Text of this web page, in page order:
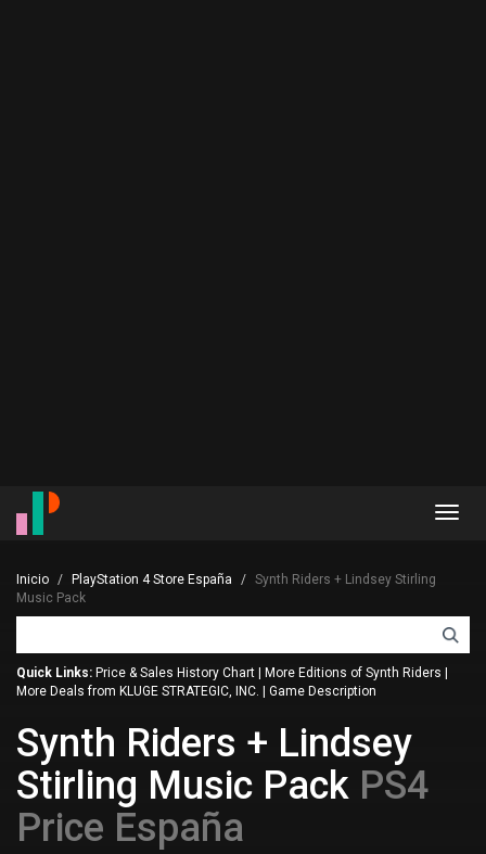
Inicio PlayStation 4 Store España
Synth Riders + Lindsey Stirling
Music Pack
Quick Links: Price & Sales History Chart More Editions of Synth Riders
More Deals from KLUGE STRATEGIC, INC.
Game Description
Synth Riders + Lindsey
Stirling Music Pack PS4
Price España